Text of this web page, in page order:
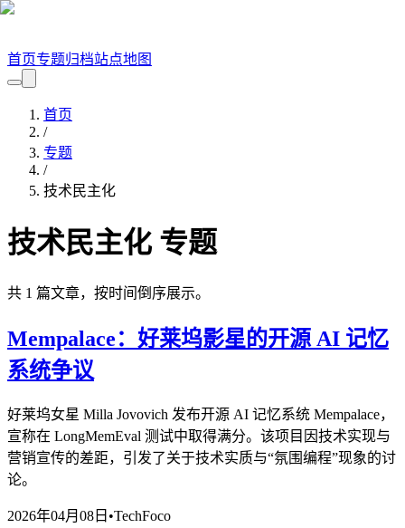
首页专题归档站点地图
首页
/
专题
/
技术民主化
技术民主化 专题
共 1 篇文章，按时间倒序展示。
Mempalace：好莱坞影星的开源 AI 记忆
系统争议
好莱坞女星 Milla Jovovich 发布开源 AI 记忆系统 Mempalace，
宣称在 LongMemEval 测试中取得满分。该项目因技术实现与
营销宣传的差距，引发了关于技术实质与“氛围编程”现象的讨
论。
2026年04月08日 •TechFoco